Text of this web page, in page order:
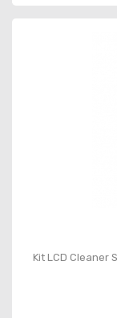
Kit LCD Cleaner